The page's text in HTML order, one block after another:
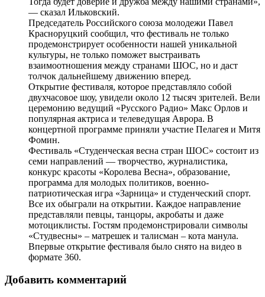
— сказал Ильковский.
Председатель Российского союза молодежи Павел
Красноруцкий сообщил, что фестиваль не только
продемонстрирует особенности нашей уникальной
культуры, не только поможет выстраивать
взаимоотношения между странами ШОС, но и даст
толчок дальнейшему движению вперед.
Открытие фестиваля, которое представляло собой
двухчасовое шоу, увидели около 12 тысяч зрителей. Вели
церемонию ведущий «Русского Радио» Макс Орлов и
популярная актриса и телеведущая Аврора. В
концертной программе приняли участие Пелагея и Митя
Фомин.
Фестиваль «Студенческая весна стран ШОС» состоит из
семи направлений — творчество, журналистика,
конкурс красоты «Королева Весна», образование,
программа для молодых политиков, военно-
патриотическая игра «Зарница» и студенческий спорт.
Все их обыграли на открытии. Каждое направление
представляли певцы, танцоры, акробаты и даже
мотоциклисты. Гостям продемонстрировали символы
«Студвесны» – матрешек и талисман – кота манула.
Впервые открытие фестиваля было снято на видео в
формате 360.
Добавить комментарий